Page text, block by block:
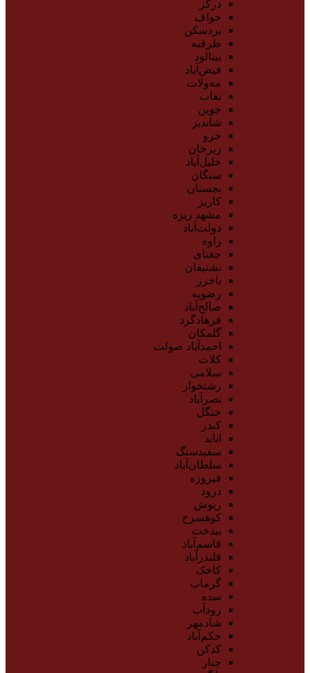
درگز
خواف
بردسکن
طرقبه
بینالود
فیض‌آباد
مه‌ولات
نقاب
جوین
شاندیز
خرو
زبرخان
خلیل‌آباد
سنگان
بجستان
کاریز
مشهد ریزه
دولت‌آباد
زاوه
جغتای
نشتیفان
باخرز
رضویه
صالح‌آباد
فرهادگرد
گلمکان
احمدآباد صولت
کلات
سلامی
رشتخوار
نصرآباد
جنگل
کندر
انابد
سفیدسنگ
سلطان‌آباد
فیروزه
درود
ریوش
کوهسرخ
بیدخت
قاسم‌آباد
قلندرآباد
کاخک
گرماب
سده
رودآب
شادمهر
حکم‌آباد
کدکن
چنار